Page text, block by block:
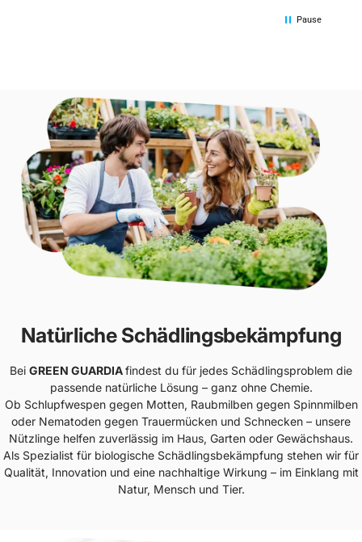
Pause
Natürliche Schädlingsbekämpfung
Bei GREEN GUARDIAfindest du für jedes Schädlingsproblem die
passende natürliche Lösung – ganz ohne Chemie.
Ob Schlupfwespen gegen Motten, Raubmilben gegen Spinnmilben
oder Nematoden gegen Trauermücken und Schnecken – unsere
Nützlinge helfen zuverlässig im Haus, Garten oder Gewächshaus.
Als Spezialist für biologische Schädlingsbekämpfung stehen wir für
Qualität, Innovation und eine nachhaltige Wirkung – im Einklang mit
Natur, Mensch und Tier.